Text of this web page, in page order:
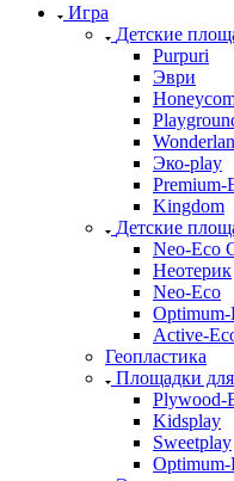
Игра
Детские
Purpuri
Эври
Эко-play
Premium-
Kingdom
Детские
Neo-Eco
Неотерик
Neo-Eco
Оptimum-
Active-
Геопластика
Площадки для
Plywood-
Kidsplay
Sweetplay
Оptimum-